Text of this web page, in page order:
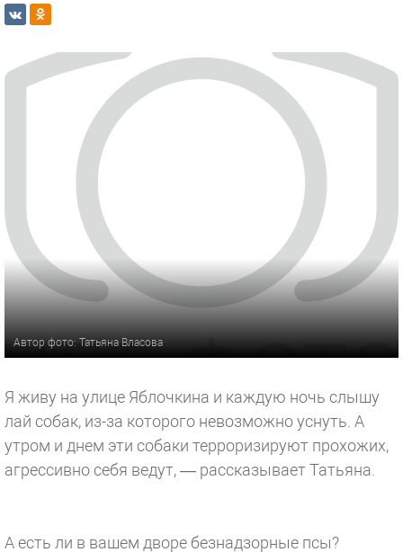
Автор фото: Татьяна Власова
Я живу на улице Яблочкина и каждую ночь слышу
лай собак, из-за которого невозможно уснуть. А
утром и днем эти собаки терроризируют прохожих,
агрессивно себя ведут, — рассказывает Татьяна.
А есть ли в вашем дворе безнадзорные псы?